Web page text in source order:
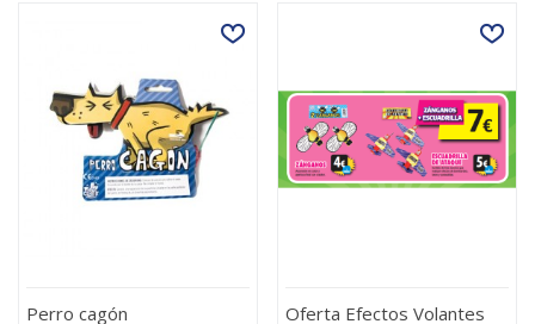
Perro cagón Oferta Efectos Volantes